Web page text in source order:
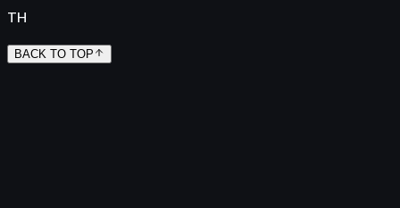
TH
BACK TO TOP